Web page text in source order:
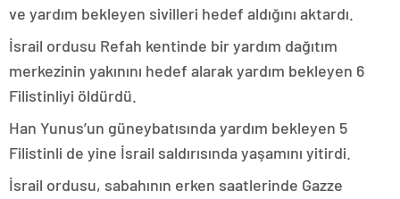
ve yardım bekleyen sivilleri hedef aldığını aktardı.
İsrail ordusu Refah kentinde bir yardım dağıtım
merkezinin yakınını hedef alarak yardım bekleyen 6
Filistinliyi öldürdü.
Han Yunus’un güneybatısında yardım bekleyen 5
Filistinli de yine İsrail saldırısında yaşamını yitirdi.
İsrail ordusu, sabahının erken saatlerinde Gazze